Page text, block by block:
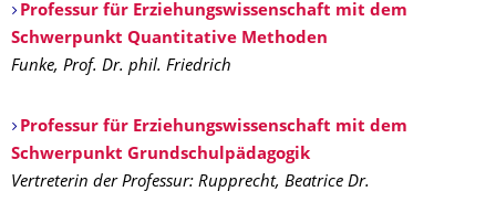
Professur für Erziehungswissenschaft mit dem
Schwerpunkt Quantitative Methoden
Funke, Prof. Dr. phil. Friedrich
Professur für Erziehungswissenschaft mit dem
Schwerpunkt Grundschulpädagogik
Vertreterin der Professur: Rupprecht, Beatrice Dr.